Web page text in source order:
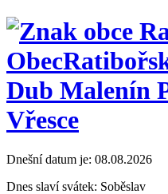
Obec
Dub Malenín
Vřesce
Dnešní datum je: 08.08.2026
Dnes slaví svátek: Soběslav